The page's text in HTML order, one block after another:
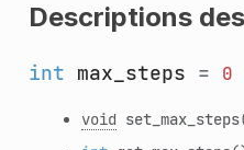
Descriptions
int max_steps = 0
void set_max_steps